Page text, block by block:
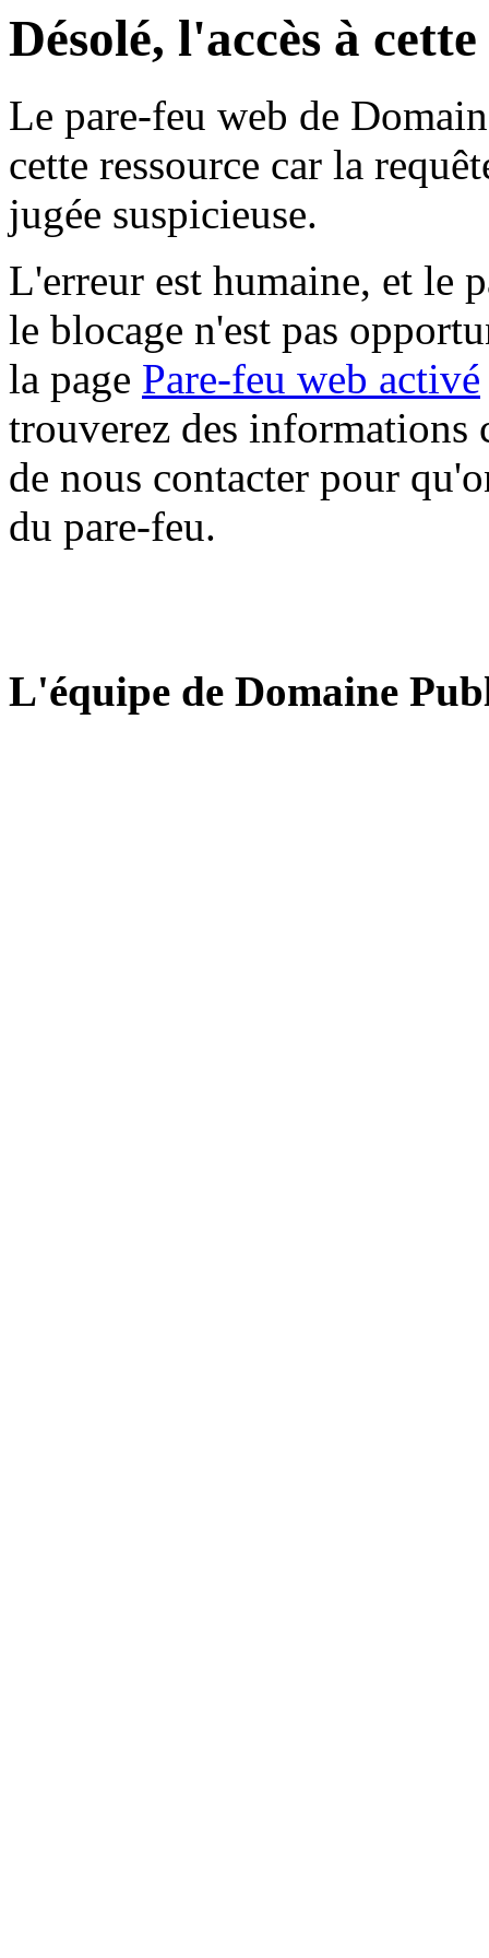
Désolé, l'accès à
Le pare-feu web de
cette ressource car la
jugée suspicieuse.
L'erreur est humaine, et le
le blocage n'est pas
la page Pare-feu web activé
trouverez des informations
de nous contacter pour
du pare-feu.
L'équipe de Domaine